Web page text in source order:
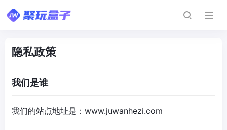
隐私政策
我们是谁
我们的站点地址是： www.juwanhezi.com